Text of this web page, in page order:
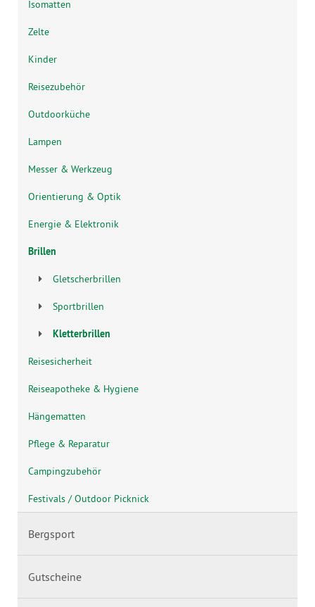
Isomatten
Zelte
Kinder
Reisezubehör
Outdoorküche
Lampen
Messer & Werkzeug
Orientierung & Optik
Energie & Elektronik
Brillen
Gletscherbrillen
Sportbrillen
Kletterbrillen
Reisesicherheit
Reiseapotheke & Hygiene
Hängematten
Pflege & Reparatur
Campingzubehör
Festivals / Outdoor Picknick
Bergsport
Gutscheine